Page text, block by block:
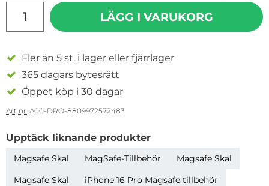
LÄGG I VARUKORG
Fler än 5 st. i lager eller fjärrlager
365 dagars bytesrätt
Öppet köp i 30 dagar
Art nr: A00-DRO-8809972572483
Upptäck liknande produkter
Magsafe Skal MagSafe-Tillbehör
Magsafe Skal
Magsafe Skal
iPhone 16 Pro Magsafe tillbehör